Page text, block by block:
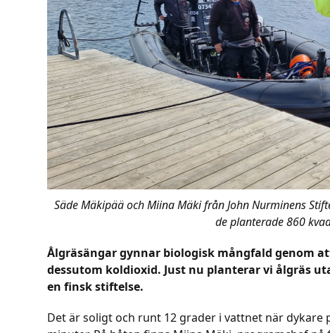
Säde Mäkipää och Miina Mäki från John Nurminens
de planterade 860
Ålgräsängar gynnar biologisk mångfald genom
dessutom koldioxid. Just nu planterar vi ålgräs
en finsk stiftelse.
Det är soligt och runt 12 grader i vattnet när